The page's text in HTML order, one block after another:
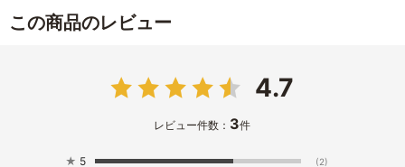
この商品のレビュー
4.7
レビュー件数： 3件
★ 5 (2)